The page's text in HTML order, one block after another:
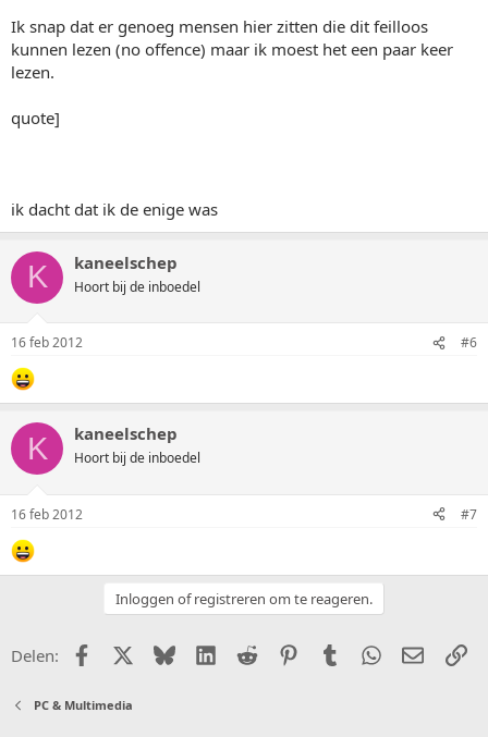
Ik snap dat er genoeg mensen hier zitten die dit feilloos
kunnen lezen (no offence) maar ik moest het een paar keer
lezen.
quote]
ik dacht dat ik de enige was
K kaneelschep
Hoort bij de inboedel
16 feb 2012 #6
K kaneelschep
Hoort bij de inboedel
16 feb 2012 #7
Inloggen of registreren om te reageren.
Delen: FacebookX (Twitter)
BlueskyLinkedIn
Reddit PinterestTumblr WhatsApp
E-mail
PC & Multimedia